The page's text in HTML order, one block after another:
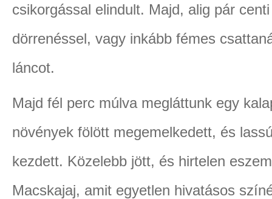
csikorgással elindult. Majd, alig pár
dörrenéssel, vagy inkább fémes
láncot.
Majd fél perc múlva megláttunk egy
növények fölött megemelkedett, és
kezdett. Közelebb jött, és hirtelen
Macskajaj, amit egyetlen hivatásos